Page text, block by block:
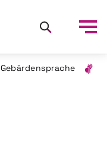
Gebärdensprache